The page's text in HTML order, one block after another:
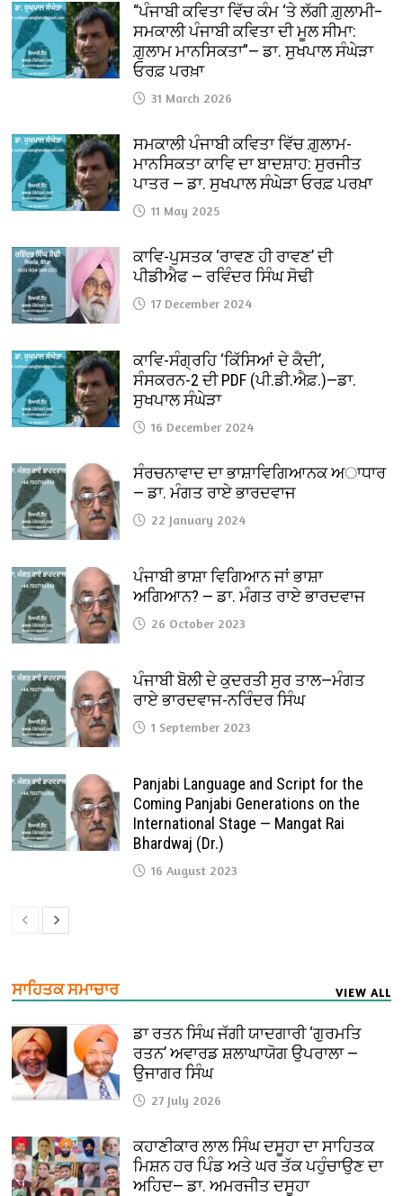
“ਪੰਜਾਬੀ ਕਵਿਤਾ ਵਿੱਚ ਕੰਮ ‘ਤੇ ਲੱਗੀ ਗ਼ੁਲਾਮੀ–
ਸਮਕਾਲੀ ਪੰਜਾਬੀ ਕਵਿਤਾ ਦੀ ਮੂਲ ਸੀਮਾ:
ਗ਼ੁਲਾਮ ਮਾਨਸਿਕਤਾ”— ਡਾ. ਸੁਖਪਾਲ ਸੰਘੇੜਾ
ਓਰਫ਼ ਪਰਖ਼ਾ
31 March 2026
ਸਮਕਾਲੀ ਪੰਜਾਬੀ ਕਵਿਤਾ ਵਿੱਚ ਗ਼ੁਲਾਮ-
ਮਾਨਸਿਕਤਾ ਕਾਵਿ ਦਾ ਬਾਦਸ਼ਾਹ: ਸੁਰਜੀਤ
ਪਾਤਰ — ਡਾ. ਸੁਖਪਾਲ ਸੰਘੇੜਾ ਓਰਫ਼ ਪਰਖ਼ਾ
11 May 2025
ਕਾਵਿ-ਪੁਸਤਕ ‘ਰਾਵਣ ਹੀ ਰਾਵਣ’ ਦੀ
ਪੀਡੀਐਫ — ਰਵਿੰਦਰ ਸਿੰਘ ਸੋਢੀ
17 December 2024
ਕਾਵਿ-ਸੰਗ੍ਰਹਿ ‘ਕਿੱਸਿਆਂ ਦੇ ਕੈਦੀ’,
ਸੰਸਕਰਨ-2 ਦੀ PDF (ਪੀ.ਡੀ.ਐਫ਼.)—ਡਾ.
ਸੁਖਪਾਲ ਸੰਘੇੜਾ
16 December 2024
ਸੰਰਚਨਾਵਾਦ ਦਾ ਭਾਸ਼ਾਵਿਗਿਆਨਕ ਅਾਧਾਰ
— ਡਾ. ਮੰਗਤ ਰਾਏ ਭਾਰਦਵਾਜ
22 January 2024
ਪੰਜਾਬੀ ਭਾਸ਼ਾ ਵਿਗਿਆਨ ਜਾਂ ਭਾਸ਼ਾ
ਅਗਿਆਨ? — ਡਾ. ਮੰਗਤ ਰਾਏ ਭਾਰਦਵਾਜ
26 October 2023
ਪੰਜਾਬੀ ਬੋਲੀ ਦੇ ਕੁਦਰਤੀ ਸੁਰ ਤਾਲ—ਮੰਗਤ
ਰਾਏ ਭਾਰਦਵਾਜ-ਨਰਿੰਦਰ ਸਿੰਘ
1 September 2023
Panjabi Language and Script for the
Coming Panjabi Generations on the
International Stage — Mangat Rai
Bhardwaj (Dr.)
16 August 2023
ਸਾਹਿਤਕ ਸਮਾਚਾਰ VIEW ALL
ਡਾ ਰਤਨ ਸਿੰਘ ਜੱਗੀ ਯਾਦਗਾਰੀ ‘ਗੁਰਮਤਿ
ਰਤਨ’ ਅਵਾਰਡ ਸ਼ਲਾਘਾਯੋਗ ਉਪਰਾਲਾ —
ਉਜਾਗਰ ਸਿੰਘ
27 July 2026
ਕਹਾਣੀਕਾਰ ਲਾਲ ਸਿੰਘ ਦਸੂਹਾ ਦਾ ਸਾਹਿਤਕ
ਮਿਸ਼ਨ ਹਰ ਪਿੰਡ ਅਤੇ ਘਰ ਤੱਕ ਪਹੁੰਚਾਉਣ ਦਾ
ਅਹਿਦ— ਡਾ. ਅਮਰਜੀਤ ਦਸੂਹਾ